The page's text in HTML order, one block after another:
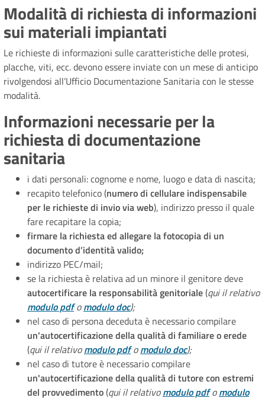
Modalità di richiesta di informazioni
sui materiali impiantati
Le richieste di informazioni sulle caratteristiche delle protesi,
placche, viti, ecc. devono essere inviate con un mese di anticipo
rivolgendosi all’Ufficio Documentazione Sanitaria con le stesse
modalità.
Informazioni necessarie per la
richiesta di documentazione
sanitaria
i dati personali: cognome e nome, luogo e data di nascita;
recapito telefonico (numero di cellulare indispensabile
per le richieste di invio via web), indirizzo presso il quale
fare recapitare la copia;
firmare la richiesta ed allegare la fotocopia di un
documento d’identità valido;
indirizzo PEC/mail;
se la richiesta è relativa ad un minore il genitore deve
autocertificare la responsabilità genitoriale(qui il relativo
modulo pdfomodulo doc);
nel caso di persona deceduta è necessario compilare
un'autocertificazione della qualità di familiare o erede
(qui il relativomodulo pdfomodulo doc);
nel caso di tutore è necessario compilare
un'autocertificazione della qualità di tutore con estremi
del provvedimento(qui il relativomodulo pdfomodulo